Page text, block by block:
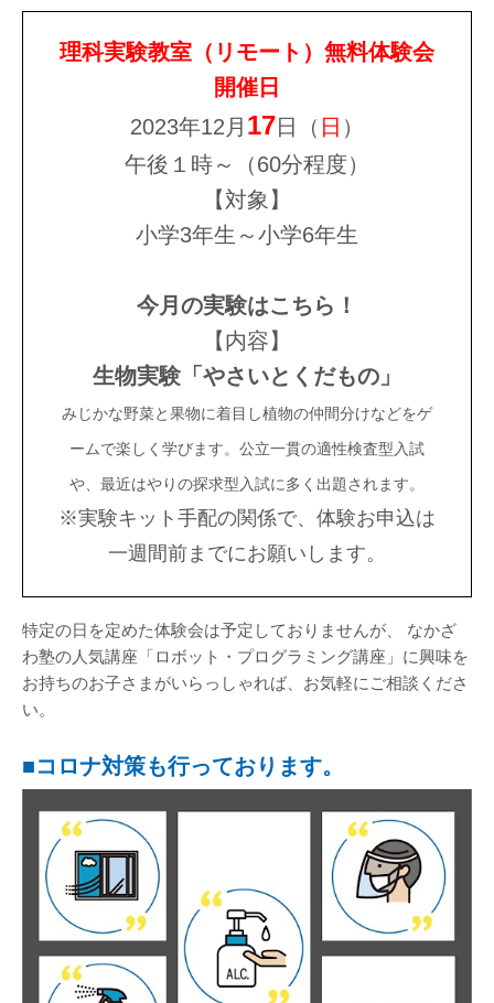
理科実験教室（リモート）無料体験会
開催日
2023年12月 17日（ 日 ）
午後１時～（60分程度）
【対象】
小学3年生～小学6年生
今月の実験はこちら！
【内容】
生物実験「やさいとくだもの」
みじかな野菜と果物に着目し植物の仲間分けなどをゲ
ームで楽しく学びます。公立一貫の適性検査型入試
や、最近はやりの探求型入試に多く出題されます。
※実験キット手配の関係で、体験お申込は
一週間前までにお願いします。
特定の日を定めた体験会は予定しておりませんが、 なかざ
わ塾の人気講座「ロボット・プログラミング講座」に興味を
お持ちのお子さまがいらっしゃれば、お気軽にご相談くださ
い。
■コロナ対策も行っております。